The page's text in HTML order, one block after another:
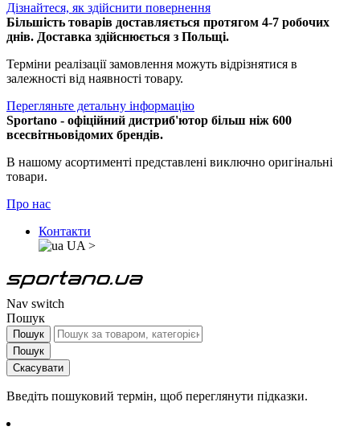
Дізнайтеся, як здійснити повернення
Більшість товарів доставляється протягом 4-7 робочих
днів. Доставка здійснюється з Польщі.
Терміни реалізації замовлення можуть відрізнятися в
залежності від наявності товару.
Перегляньте детальну інформацію
Sportano - офіційний дистриб'ютор більш ніж 600
всесвітньовідомих брендів.
В нашому асортименті представлені виключно оригінальні
товари.
Про нас
Контакти
UA >
Nav switch
Пошук
Пошук
Пошук
Скасувати
Введіть пошуковий термін, щоб переглянути підказки.